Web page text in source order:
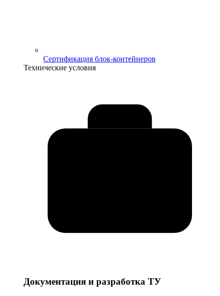
Сертификация блок-контейнеров
Технические условия
Документация и разработка ТУ